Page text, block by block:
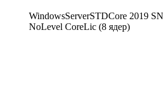
WindowsServerSTDCore 2019
NoLevel CoreLic (8 ядер)